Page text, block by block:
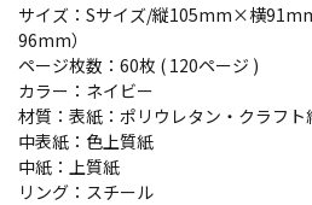
サイズ：Sサイズ/縦105mm×横
96mm）
ページ枚数：60枚 ( 120ページ )
カラー：ネイビー
材質：表紙：ポリウレタン・クラフト
中表紙：色上質紙
中紙：上質紙
リング：スチール